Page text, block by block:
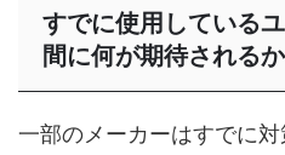
すでに使用している
間に何が期待されるか
一部のメーカーはすでに